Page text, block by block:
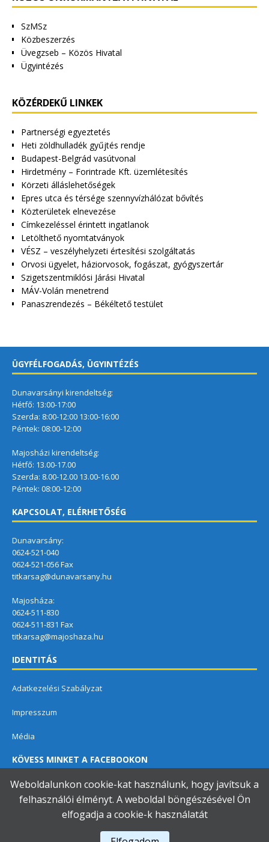
SzMSz
Közbeszerzés
Üvegzseb – Közös Hivatal
Ügyintézés
KÖZÉRDEKŰ LINKEK
Partnerségi egyeztetés
Heti zöldhulladék gyűjtés rendje
Budapest-Belgrád vasútvonal
Hirdetmény – Forintrade Kft. üzemlétesítés
Körzeti álláslehetőségek
Epres utca és térsége szennyvízhálózat bővítés
Közterületek elnevezése
Címkezeléssel érintett ingatlanok
Letölthető nyomtatványok
VÉSZ – veszélyhelyzeti értesítési szolgáltatás
Orvosi ügyelet, háziorvosok, fogászat, gyógyszertár
Szigetszentmiklósi Járási Hivatal
MÁV-Volán menetrend
Panaszrendezés – Békéltető testület
ÜGYFÉLFOGADÁS, ÜGYINTÉZÉS
Dunavarsányi kirendeltség:
Hétfő: 13:00-17:00
Szerda: 8:00-12:00 13:00-16:00
Péntek: 08:00-12:00
Majosházi kirendeltség:
Hétfő: 13.00-17.00
Szerda: 8.00-12.00 13.00-16.00
Péntek: 08:00-12:00
KAPCSOLAT, ELÉRHETŐSÉG
Dunavarsány:
0624-521-040
0624-521-056 Fax
titkarsag@dunavarsany.hu
Majosháza:
0624-511-830
0624-511-831 Fax
titkarsag@majoshaza.hu
IDENTITÁS
Adatkezelési Szabályzat
Impresszum
Média
KÖVESS MINKET A FACEBOOKON
Dunavarsányi Közös Önkormányzati Hivatal
Weboldalunkon cookie-kat használunk, hogy javítsuk a
felhasználói élményt. A weboldal böngészésével Ön
elfogadja a cookie-k használatát